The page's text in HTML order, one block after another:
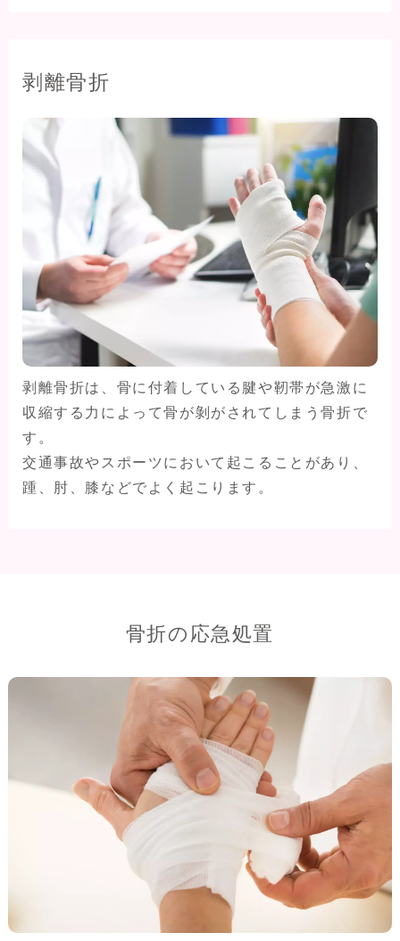
剥離骨折
剥離骨折は、骨に付着している腱や靭帯が急激に
収縮する力によって骨が剝がされてしまう骨折で
す。
交通事故やスポーツにおいて起こることがあり、
踵、肘、膝などでよく起こります。
骨折の応急処置